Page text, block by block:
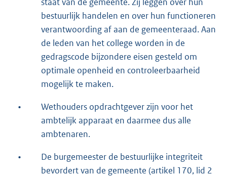
bestuurlijk handelen en over hun functioneren
verantwoording af aan de gemeenteraad. Aan
de leden van het college worden in de
gedragscode bijzondere eisen gesteld om
optimale openheid en controleerbaarheid
mogelijk te maken.
•
Wethouders opdrachtgever zijn voor het
ambtelijk apparaat en daarmee dus alle
ambtenaren.
•
De burgemeester de bestuurlijke integriteit
bevordert van de gemeente (artikel 170, lid 2